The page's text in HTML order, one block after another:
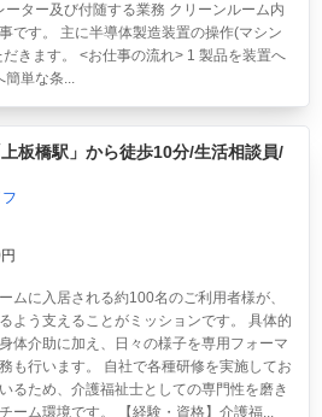
ター及び付随する業務 クリーンルーム内
です。 主に半導体製造装置の操作(マシン
きます。 <お仕事の流れ> 1 製品を装置へ
簡単な条...
板橋駅」から徒歩10分/生活相談員/
ムに入居される約100名のご利用者様が、
よう支えることがミッションです。 具体的
体介助に加え、日々の様子を専用フォーマ
も行います。 自社で各種研修を実施してお
るため、介護福祉士としての専門性を磨き
ーム環境です。 【経験・資格】介護福...